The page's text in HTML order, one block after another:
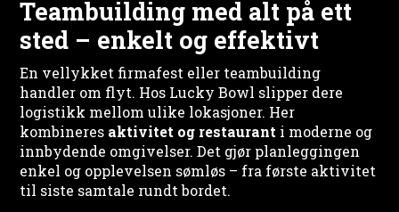
Teambuilding med alt på ett
sted – enkelt og effektivt
En vellykket firmafest eller teambuilding
handler om flyt. Hos Lucky Bowl slipper dere
logistikk mellom ulike lokasjoner. Her
kombineres aktivitet og restauranti moderne og
innbydende omgivelser. Det gjør planleggingen
enkel og opplevelsen sømløs – fra første aktivitet
til siste samtale rundt bordet.